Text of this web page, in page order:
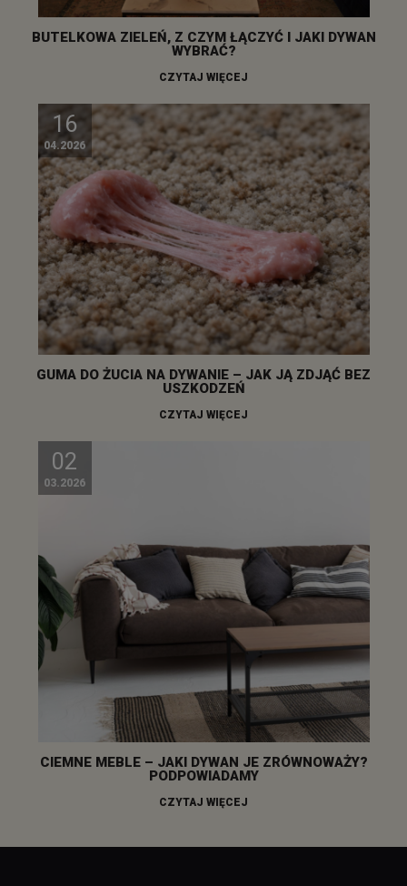
BUTELKOWA ZIELEŃ, Z CZYM ŁĄCZYĆ I JAKI DYWAN
WYBRAĆ?
CZYTAJ WIĘCEJ
16
04.2026
GUMA DO ŻUCIA NA DYWANIE – JAK JĄ ZDJĄĆ BEZ
USZKODZEŃ
CZYTAJ WIĘCEJ
02
03.2026
CIEMNE MEBLE – JAKI DYWAN JE ZRÓWNOWAŻY?
PODPOWIADAMY
CZYTAJ WIĘCEJ